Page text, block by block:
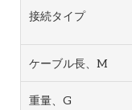
接続タイプ
ケーブル長、m
重量、g